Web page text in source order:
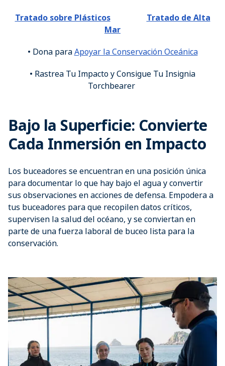
Tratado sobre Plásticos
Tratado de Alta
Mar
• Dona paraApoyar la Conservación Oceánica
• Rastrea Tu Impacto y Consigue Tu Insignia
Torchbearer
Bajo la Superficie: Convierte
Cada Inmersión en Impacto
Los buceadores se encuentran en una posición única
para documentar lo que hay bajo el agua y convertir
sus observaciones en acciones de defensa. Empodera a
tus buceadores para que recopilen datos críticos,
supervisen la salud del océano, y se conviertan en
parte de una fuerza laboral de buceo lista para la
conservación.